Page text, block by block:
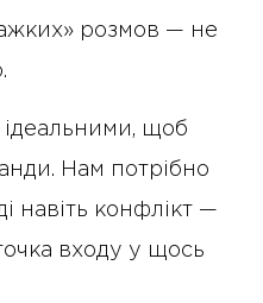
розмов — не
щоб
Нам потрібно
навіть конфлікт —
входу у щось